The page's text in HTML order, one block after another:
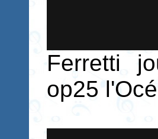
Ferretti
op25